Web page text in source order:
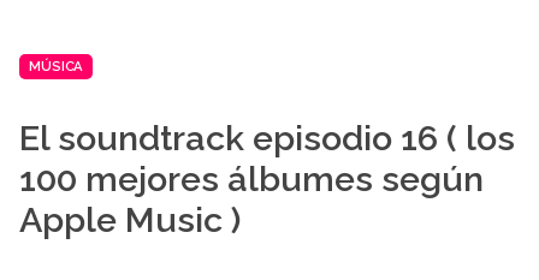
MÚSICA
El soundtrack episodio 16 ( los
100 mejores álbumes según
Apple Music )